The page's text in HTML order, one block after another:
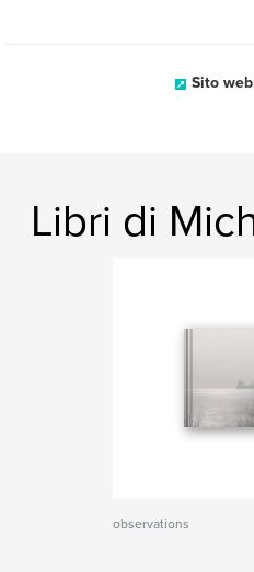
Sito web
Libri di
observations